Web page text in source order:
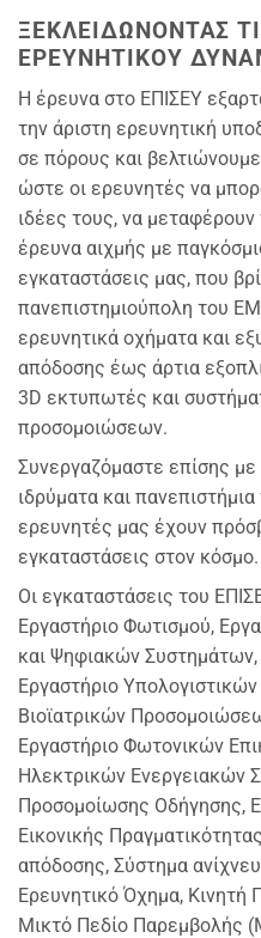
ΞΕΚΛΕΙΔΩΝΟΝΤΑΣ
ΕΡΕΥΝΗΤΙΚΟΎ
Η έρευνα στο ΕΠΙΣΕΥ
την άριστη ερευνητική
σε πόρους και
ώστε οι ερευνητές να
ιδέες τους, να
έρευνα αιχμής με
εγκαταστάσεις μας, που
πανεπιστημιούπολη του
ερευνητικά οχήματα και
απόδοσης έως άρτια
3D εκτυπωτές και
προσομοιώσεων.
Συνεργαζόμαστε επίσης
ιδρύματα και
ερευνητές μας έχουν
εγκαταστάσεις στον κόσμο.
Οι εγκαταστάσεις του
Εργαστήριο Φωτισμού,
και Ψηφιακών
Εργαστήριο
Βιοϊατρικών
Εργαστήριο Φωτονικών
Ηλεκτρικών Ενεργειακών
Προσομοίωσης Οδήγησης,
Εικονικής
απόδοσης, Σύστημα
Ερευνητικό Όχημα,
Μικτό Πεδίο Παρεμβολής